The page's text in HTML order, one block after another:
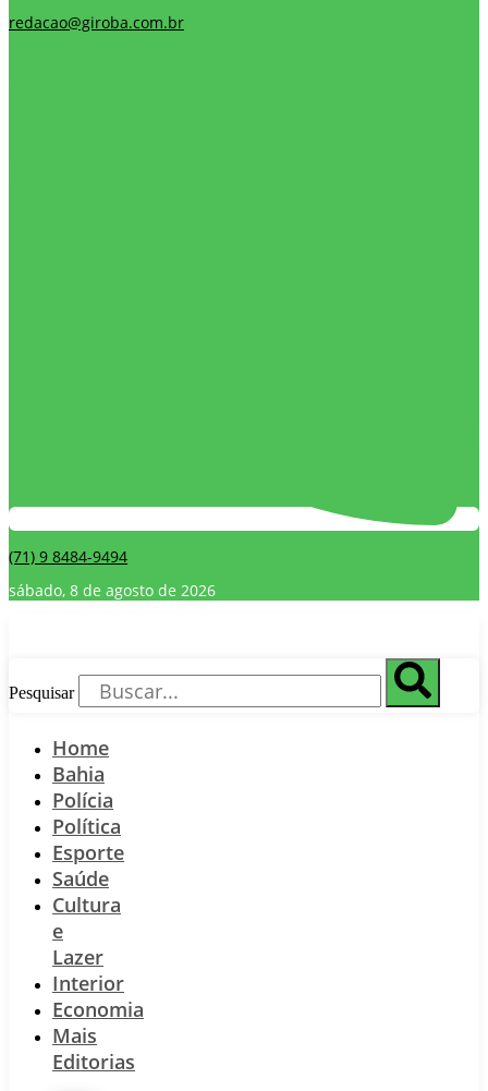
redacao@giroba.com.br
(71) 9 8484-9494
sábado, 8 de agosto de 2026
Pesquisar
Home
Bahia
Polícia
Política
Esporte
Saúde
Cultura
e
Lazer
Interior
Economia
Mais
Editorias